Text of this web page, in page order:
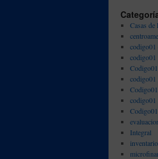
Casas de
codigo01
codigo01
codigo01
codigo01
Integral